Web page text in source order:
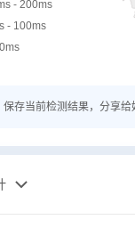
保存当前检测结果，分享给